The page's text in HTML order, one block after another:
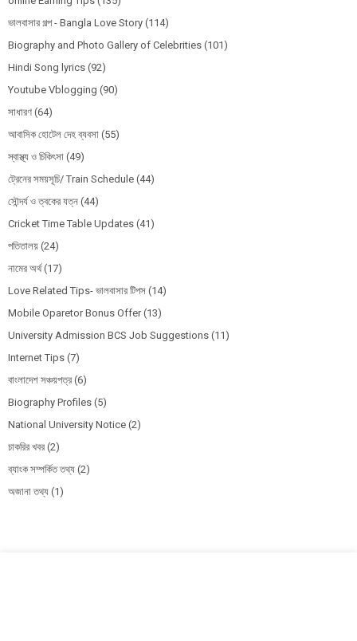
ভালবাসার গল্প - Bangla Love Story (114)
Biography and Photo Gallery of Celebrities (101)
Hindi Song lyrics (92)
Youtube Vblogging (90)
সাধারণ (64)
আবাসিক হোটেল দেহ ব্যবসা (55)
স্বাস্থ্য ও চিকিৎসা (49)
ট্রেনের সময়সূচি/ Train Schedule (44)
সৌন্দর্য ও ত্বকের যত্ন (44)
Cricket Time Table Updates (41)
পতিতালয় (24)
নামের অর্থ (17)
Love Related Tips- ভালবাসার টিপস (14)
Mobile Oparetor Bonus Offer (13)
University Admission BCS Job Suggestions (11)
Internet Tips (7)
বাংলাদেশ সঞ্চয়পত্র (6)
Biography Profiles (5)
National University Notice (2)
চাকরির খবর (2)
ব্যাংক সম্পর্কিত তথ্য (2)
অজানা তথ্য (1)